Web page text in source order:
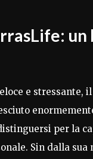
e
per la
Sin dalla